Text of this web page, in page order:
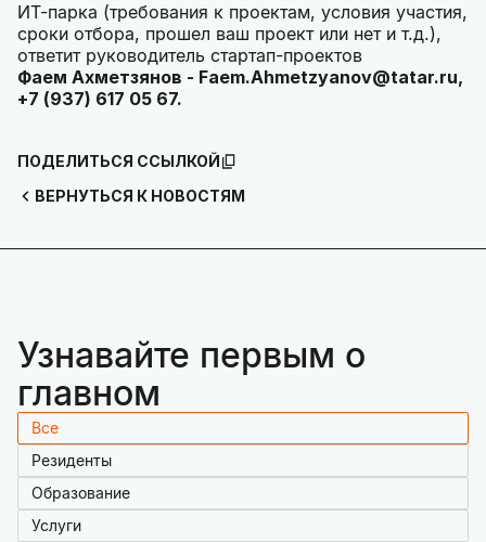
ИТ-парка (требования к проектам, условия участия,
сроки отбора, прошел ваш проект или нет и т.д.),
ответит руководитель стартап-проектов
Фаем Ахметзянов - Faem.Ahmetzyanov@tatar.ru,
+7 (937) 617 05 67.
ВЕРНУТЬСЯ К НОВОСТЯМ
ПОДЕЛИТЬСЯ ССЫЛКОЙ
Узнавайте первым о
главном
Все
Резиденты
Образование
Услуги